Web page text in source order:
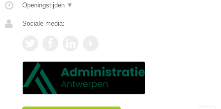
Openingstijden ▼
Sociale media: